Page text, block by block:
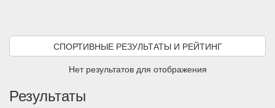
СПОРТИВНЫЕ РЕЗУЛЬТАТЫ И РЕЙТИНГ
Нет результатов для отображения
Результаты